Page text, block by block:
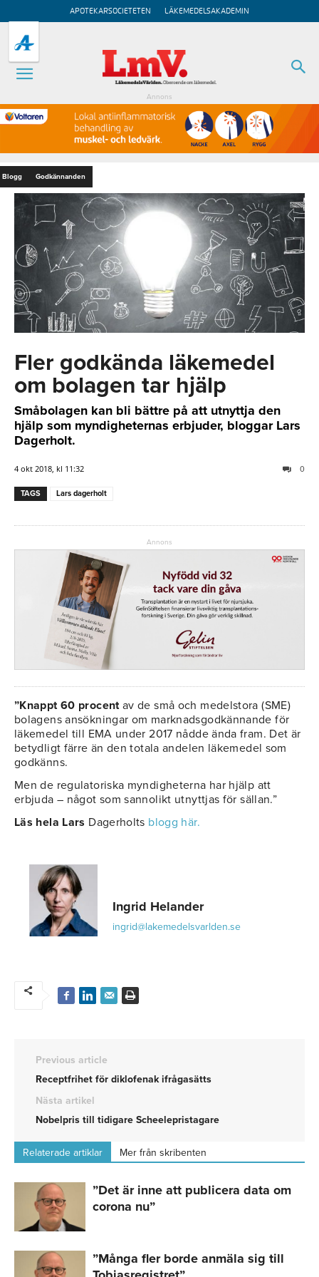
APOTEKARSOCIETETEN LÄKEMEDELSAKADEMIN
Annons
Blogg Godkännanden
Fler godkända läkemedel
om bolagen tar hjälp
Småbolagen kan bli bättre på att utnyttja den
hjälp som myndigheternas erbjuder, bloggar Lars
Dagerholt.
4 okt 2018, kl 11:32 0
TAGS Lars dagerholt
Annons
”Knappt 60 procentav de små och medelstora (SME)
bolagens ansökningar om marknadsgodkännande för
läkemedel till EMA under 2017 nådde ända fram. Det är
betydligt färre än den totala andelen läkemedel som
godkänns.
Men de regulatoriska myndigheterna har hjälp att
erbjuda – något som sannolikt utnyttjas för sällan.”
Läs hela Lars Dagerholts blogg här.
Ingrid Helander
ingrid@lakemedelsvarlden.se
Previous article
Receptfrihet för diklofenak ifrågasätts
Nästa artikel
Nobelpris till tidigare Scheelepristagare
Relaterade artiklar Mer från skribenten
”Det är inne att publicera data om
corona nu”
”Många fler borde anmäla sig till